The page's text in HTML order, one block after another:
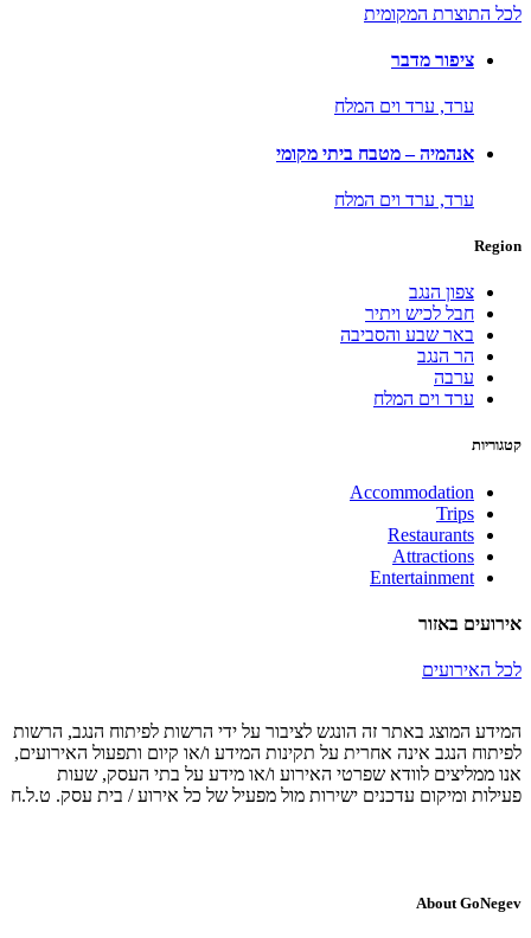
לכל התוצרת המקומית
ציפור מדבר
ערד, ערד וים המלח
אנהמיה – מטבח ביתי מקומי
ערד, ערד וים המלח
Region
צפון הנגב
חבל לכיש ויתיר
באר שבע והסביבה
הר הנגב
ערבה
ערד וים המלח
קטגוריות
Accommodation
Trips
Restaurants
Attractions
Entertainment
אירועים באזור
לכל האירועים
המידע המוצג באתר זה הונגש לציבור על ידי הרשות לפיתוח הנגב, הרשות
לפיתוח הנגב אינה אחרית על תקינות המידע ו/או קיום ותפעול האירועים,
אנו ממליצים לוודא שפרטי האירוע ו/או מידע על בתי העסק, שעות
פעילות ומיקום עדכנים ישירות מול מפעיל של כל אירוע / בית עסק. ט.ל.ח
About GoNegev